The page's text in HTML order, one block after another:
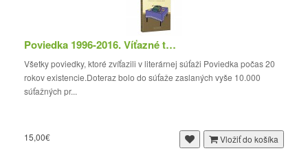
Poviedka 1996-2016. Víťazné texty
Všetky poviedky, ktoré zvíťazili v literárnej súťaži Poviedka počas 20
rokov existencie.Doteraz bolo do súťaže zaslaných vyše 10.000
súťažných pr...
15,00€ Vložiť do košíka